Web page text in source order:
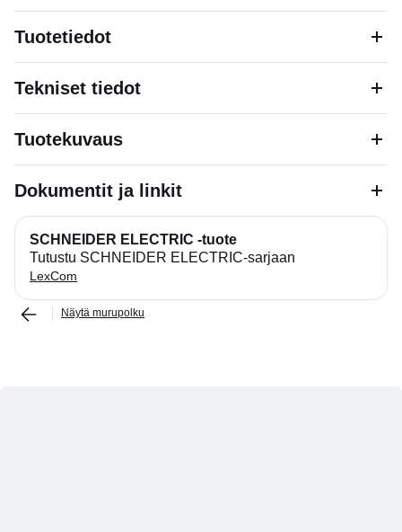
Tuotetiedot
Tekniset tiedot
Tuotekuvaus
Dokumentit ja linkit
SCHNEIDER ELECTRIC -tuote
Tutustu SCHNEIDER ELECTRIC-sarjaan
LexCom
Näytä murupolku